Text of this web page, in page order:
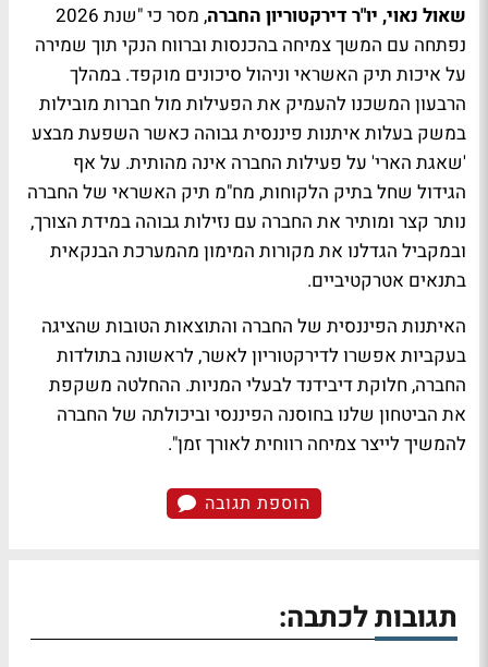
שאול נאוי, יו"ר דירקטוריון החברה
, מסר כי "שנת 2026
נפתחה עם המשך צמיחה בהכנסות וברווח הנקי תוך שמירה
על איכות תיק האשראי וניהול סיכונים מוקפד. במהלך
הרבעון המשכנו להעמיק את הפעילות מול חברות מובילות
במשק בעלות איתנות פיננסית גבוהה כאשר השפעת מבצע
'שאגת הארי' על פעילות החברה אינה מהותית. על אף
הגידול שחל בתיק הלקוחות, מח"מ תיק האשראי של החברה
נותר קצר ומותיר את החברה עם נזילות גבוהה במידת הצורך,
ובמקביל הגדלנו את מקורות המימון מהמערכת הבנקאית
בתנאים אטרקטיביים.
האיתנות הפיננסית של החברה והתוצאות הטובות שהציגה
בעקביות אפשרו לדירקטוריון לאשר, לראשונה בתולדות
החברה, חלוקת דיבידנד לבעלי המניות. ההחלטה משקפת
את הביטחון שלנו בחוסנה הפיננסי וביכולתה של החברה
להמשיך לייצר צמיחה רווחית לאורך זמן".
הוספת תגובה
תגובות לכתבה: